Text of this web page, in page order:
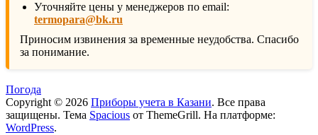
Уточняйте цены у менеджеров по email:
termopara@bk.ru
Приносим извинения за временные неудобства. Спасибо
за понимание.
Погода
Copyright © 2026 Приборы учета в Казани. Все права
защищены. Тема Spacious от ThemeGrill. На платформе:
WordPress.